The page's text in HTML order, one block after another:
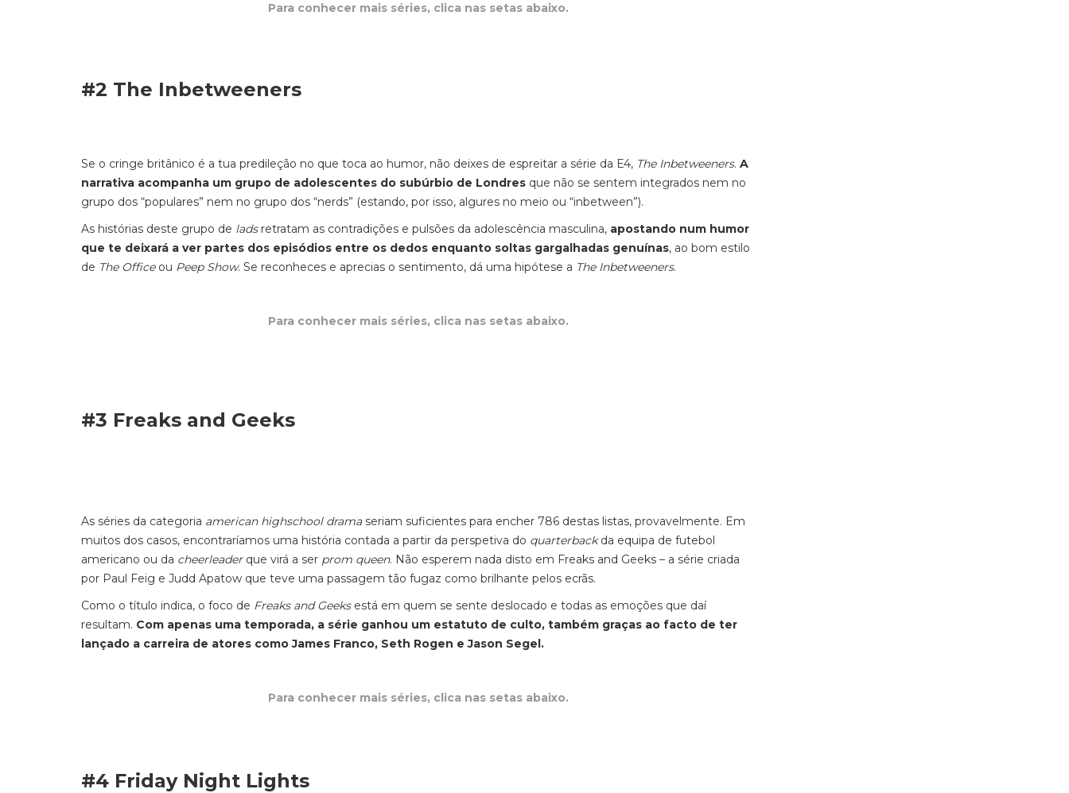
Para conhecer mais séries, clica nas setas abaixo.
#2 The Inbetweeners
Se o cringe britânico é a tua predileção no que toca ao humor, não deixes de espreitar a série da E4, The Inbetweeners. A
narrativa acompanha um grupo de adolescentes do subúrbio de Londres que não se sentem integrados nem no
grupo dos “populares” nem no grupo dos “nerds” (estando, por isso, algures no meio ou “inbetween”).
As histórias deste grupo de ladsretratam as contradições e pulsões da adolescência masculina, apostando num humor
que te deixará a ver partes dos episódios entre os dedos enquanto soltas gargalhadas genuínas, ao bom estilo
de The Officeou Peep Show. Se reconheces e aprecias o sentimento, dá uma hipótese a The Inbetweeners.
Para conhecer mais séries, clica nas setas abaixo.
#3 Freaks and Geeks
As séries da categoria american highschool dramaseriam suficientes para encher 786 destas listas, provavelmente. Em
muitos dos casos, encontraríamos uma história contada a partir da perspetiva do quarterbackda equipa de futebol
americano ou da cheerleaderque virá a ser prom queen. Não esperem nada disto em Freaks and Geeks – a série criada
por Paul Feig e Judd Apatow que teve uma passagem tão fugaz como brilhante pelos ecrãs.
Como o título indica, o foco de Freaks and Geeksestá em quem se sente deslocado e todas as emoções que daí
resultam. Com apenas uma temporada, a série ganhou um estatuto de culto, também graças ao facto de ter
lançado a carreira de atores como James Franco, Seth Rogen e Jason Segel.
Para conhecer mais séries, clica nas setas abaixo.
#4 Friday Night Lights